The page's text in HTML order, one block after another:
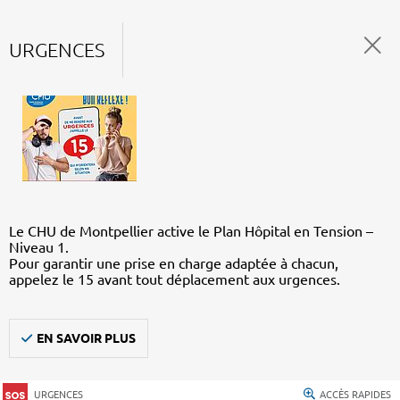
URGENCES
Le CHU de Montpellier active le Plan Hôpital en Tension –
Niveau 1.
Pour garantir une prise en charge adaptée à chacun,
appelez le 15 avant tout déplacement aux urgences.
EN SAVOIR PLUS
URGENCES ACCÈS RAPIDES